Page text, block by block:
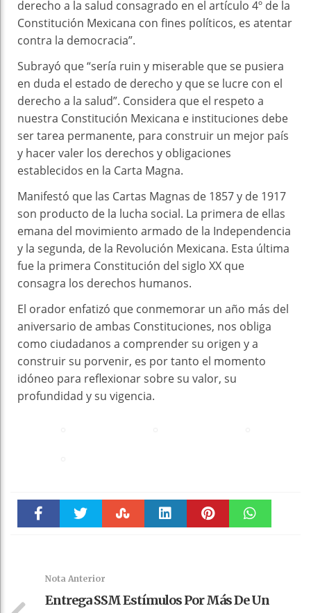
derecho a la salud consagrado en el artículo 4º de la
Constitución Mexicana con fines políticos, es atentar
contra la democracia”.
Subrayó que “sería ruin y miserable que se pusiera
en duda el estado de derecho y que se lucre con el
derecho a la salud”. Considera que el respeto a
nuestra Constitución Mexicana e instituciones debe
ser tarea permanente, para construir un mejor país
y hacer valer los derechos y obligaciones
establecidos en la Carta Magna.
Manifestó que las Cartas Magnas de 1857 y de 1917
son producto de la lucha social. La primera de ellas
emana del movimiento armado de la Independencia
y la segunda, de la Revolución Mexicana. Esta última
fue la primera Constitución del siglo XX que
consagra los derechos humanos.
El orador enfatizó que conmemorar un año más del
aniversario de ambas Constituciones, nos obliga
como ciudadanos a comprender su origen y a
construir su porvenir, es por tanto el momento
idóneo para reflexionar sobre su valor, su
profundidad y su vigencia.
Nota Anterior
Entrega SSM Estímulos Por Más De Un